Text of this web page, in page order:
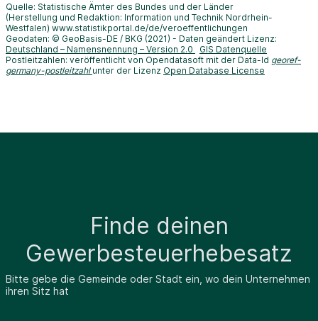
Quelle: Statistische Ämter des Bundes und der Länder
(Herstellung und Redaktion: Information und Technik Nordrhein-
Westfalen) www.statistikportal.de/de/veroeffentlichungen
Geodaten: © GeoBasis-DE / BKG (2021) - Daten geändert Lizenz:
Deutschland – Namensnennung – Version 2.0
GIS Datenquelle
Postleitzahlen: veröffentlicht von Opendatasoft mit der Data-Id georef-
germany-postleitzahl unter der Lizenz Open Database License
Finde deinen
Gewerbesteuerhebesatz
Bitte gebe die Gemeinde oder Stadt ein, wo dein Unternehmen
ihren Sitz hat